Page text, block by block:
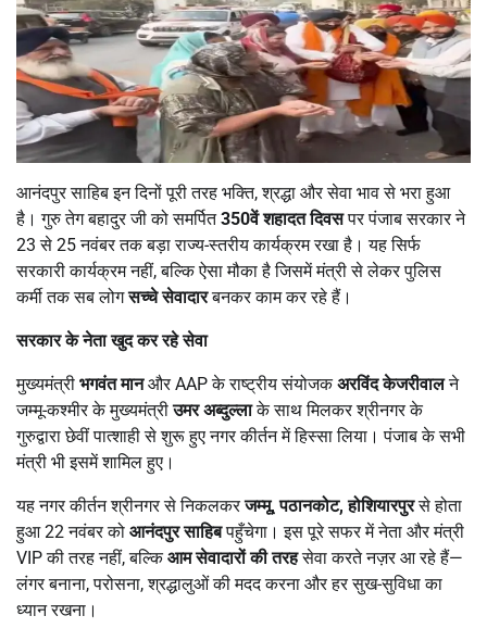
आनंदपुर साहिब इन दिनों पूरी तरह भक्ति, श्रद्धा और सेवा भाव से भरा हुआ
है। गुरु तेग बहादुर जी को समर्पित350वें शहादत दिवसपर पंजाब सरकार ने
23 से 25 नवंबर तक बड़ा राज्य-स्तरीय कार्यक्रम रखा है। यह सिर्फ
सरकारी कार्यक्रम नहीं, बल्कि ऐसा मौका है जिसमें मंत्री से लेकर पुलिस
कर्मी तक सब लोगसच्चे सेवादारबनकर काम कर रहे हैं।
सरकार के नेता खुद कर रहे सेवा
मुख्यमंत्री भगवंत मानऔर AAP के राष्ट्रीय संयोजकअरविंद केजरीवालने
जम्मू-कश्मीर के मुख्यमंत्रीउमर अब्दुल्लाके साथ मिलकर श्रीनगर के
गुरुद्वारा छेवीं पात्शाही से शुरू हुए नगर कीर्तन में हिस्सा लिया। पंजाब के सभी
मंत्री भी इसमें शामिल हुए।
यह नगर कीर्तन श्रीनगर से निकलकरजम्मू,पठानकोट,होशियारपुरसे होता
हुआ 22 नवंबर को आनंदपुर साहिबपहुँचेगा। इस पूरे सफर में नेता और मंत्री
VIP की तरह नहीं, बल्किआम सेवादारों की तरहसेवा करते नज़र आ रहे हैं—
लंगर बनाना, परोसना, श्रद्धालुओं की मदद करना और हर सुख-सुविधा का
ध्यान रखना।